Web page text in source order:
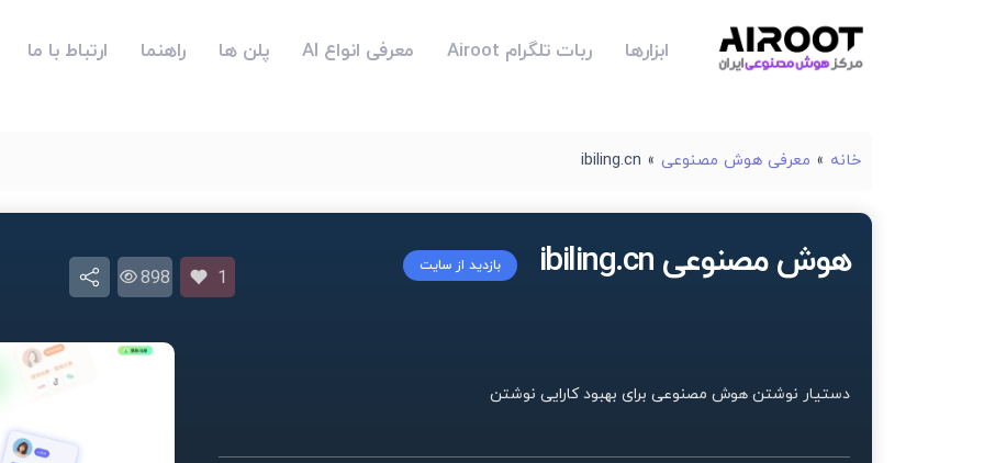
ابزارها ربات تلگرام Airoot معرفی انواع AI پلن ها راهنما ارتباط با ما
خانه » معرفی هوش مصنوعی »
ibiling.cn
هوش مصنوعی ibiling.cn بازدید از سایت
1
898
دستیار نوشتن هوش مصنوعی برای بهبود کارایی نوشتن